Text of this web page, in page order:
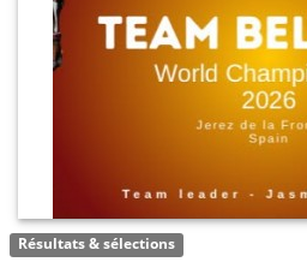
Résultats & sélections